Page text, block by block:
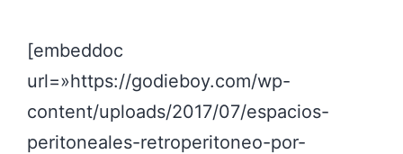
[embeddoc
url=»https://godieboy.com/wp-
content/uploads/2017/07/espacios-
peritoneales-retroperitoneo-por-